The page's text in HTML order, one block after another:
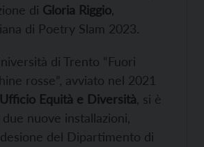
di Gloria Riggio
di Poetry Slam 2023.
di Trento “Fuori
rosse”, avviato nel 2021
Ufficio Equità e Diversità , si è
nuove installazioni,
del Dipartimento di